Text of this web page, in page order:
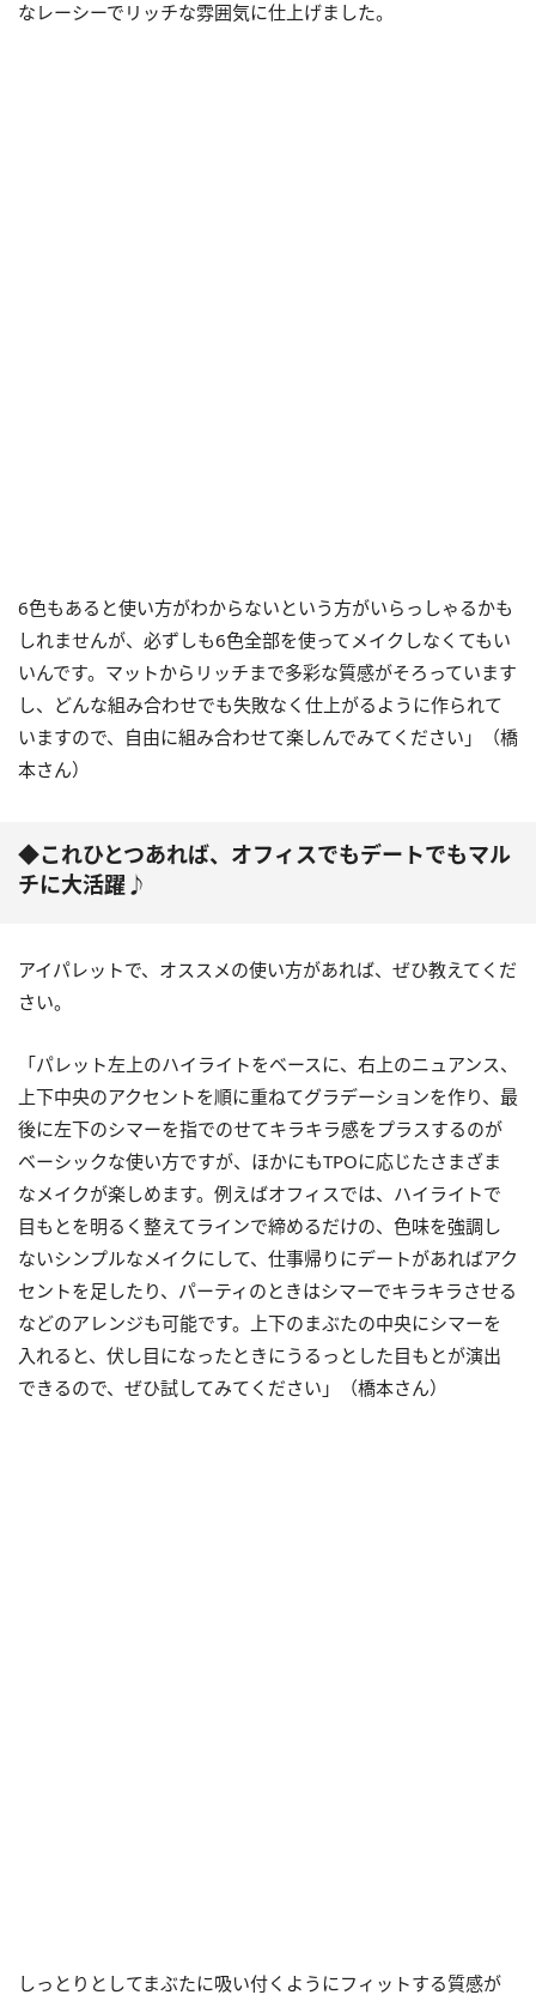
なレーシーでリッチな雰囲気に仕上げました。
6色もあると使い方がわからないという方がいらっしゃるかも
しれませんが、必ずしも6色全部を使ってメイクしなくてもい
いんです。マットからリッチまで多彩な質感がそろっています
し、どんな組み合わせでも失敗なく仕上がるように作られて
いますので、自由に組み合わせて楽しんでみてください」（橋
本さん）
◆これひとつあれば、オフィスでもデートでもマル
チに大活躍♪
アイパレットで、オススメの使い方があれば、ぜひ教えてくだ
さい。
「パレット左上のハイライトをベースに、右上のニュアンス、
上下中央のアクセントを順に重ねてグラデーションを作り、最
後に左下のシマーを指でのせてキラキラ感をプラスするのが
ベーシックな使い方ですが、ほかにもTPOに応じたさまざま
なメイクが楽しめます。例えばオフィスでは、ハイライトで
目もとを明るく整えてラインで締めるだけの、色味を強調し
ないシンプルなメイクにして、仕事帰りにデートがあればアク
セントを足したり、パーティのときはシマーでキラキラさせる
などのアレンジも可能です。上下のまぶたの中央にシマーを
入れると、伏し目になったときにうるっとした目もとが演出
できるので、ぜひ試してみてください」（橋本さん）
しっとりとしてまぶたに吸い付くようにフィットする質感が